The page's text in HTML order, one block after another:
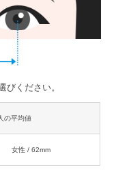
びください。
の平均値
女性 / 62mm